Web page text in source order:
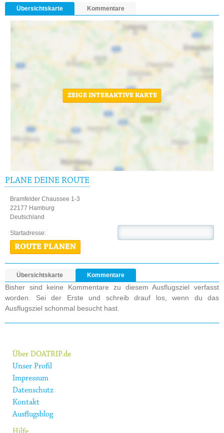
Übersichtskarte Kommentare
ZEIGE INTERAKTIVE KARTE
PLANE DEINE ROUTE
Bramfelder Chaussee 1-3
22177 Hamburg
Deutschland
Startadresse:
ROUTE PLANEN
Übersichtskarte Kommentare
Bisher sind keine Kommentare zu diesem Ausflugsziel verfasst
worden. Sei der Erste und schreib drauf los, wenn du das
Ausflugsziel schonmal besucht hast.
Über DOATRIP.de
Unser Profil
Impressum
Datenschutz
Kontakt
Ausflugsblog